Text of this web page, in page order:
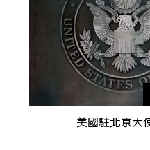
美國駐北京大